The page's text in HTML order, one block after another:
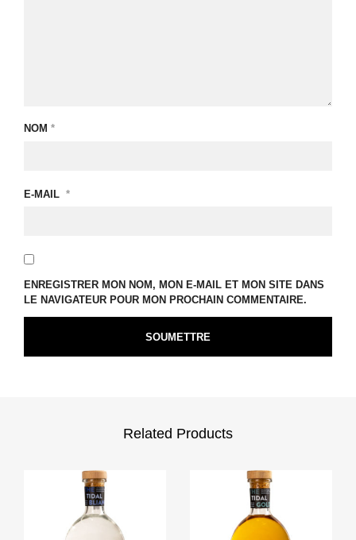
NOM *
E-MAIL *
ENREGISTRER MON NOM, MON E-MAIL ET MON SITE DANS
LE NAVIGATEUR POUR MON PROCHAIN COMMENTAIRE.
Related Products